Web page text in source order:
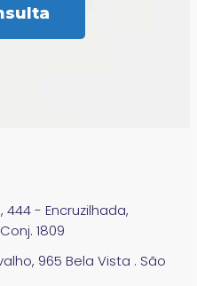
444 - Encruzilhada,
1809
965 Bela Vista . São